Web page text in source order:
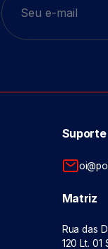
Suporte
Matriz
Rua das
120 Lt. 01